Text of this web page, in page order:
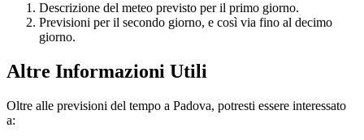
Descrizione del meteo previsto per il primo giorno.
Previsioni per il secondo giorno, e così via fino al decimo
giorno.
Altre Informazioni Utili
Oltre alle previsioni del tempo a Padova, potresti essere interessato
a: